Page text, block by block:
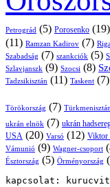
Petrográd (5) Porosenko (19)
(11) Ramzan Kadirov (7)
Szabadság (7) szankciók (5)
Szlavjanszk (9) Szocsi (8)
Tadzsikisztán (11) Taskent (7)
Törökország (7) Türkmenisztán
ukrán elnök (7) ukrán
USA (20) Varsó (12) Viktor
Vámunió (9) Wagner-csoport
Észtország (5) Örményország
kapcsolat: